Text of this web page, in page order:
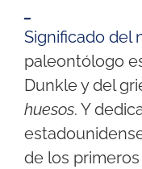
_
Significado del
paleontólogo
Dunkle y del
huesos. Y
de los